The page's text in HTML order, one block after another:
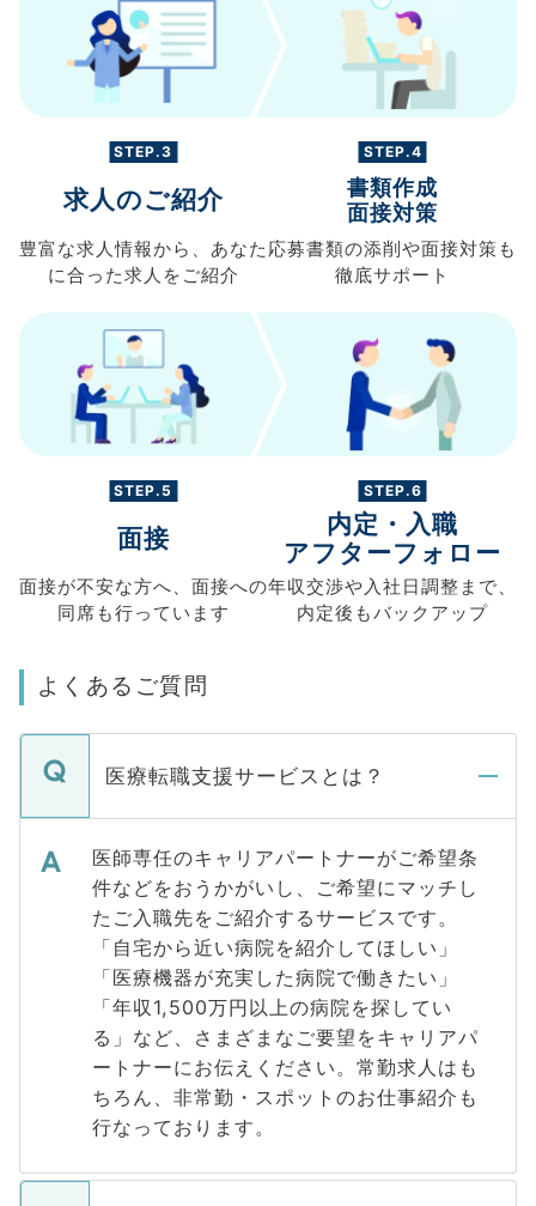
STEP.3
求人のご紹介
豊富な求人情報から、 あなた
に合った求人を ご紹介
STEP.4
書類作成
面接対策
応募書類の添削や面接対策も
徹底サポート
STEP.5
面接
面接が不安な方へ、 面接への
同席も行っています
STEP.6
内定・入職
アフターフォロー
年収交渉や入社日調整まで、
内定後もバックアップ
よくあるご質問
医療転職支援サービスとは？
医師専任のキャリアパートナーがご希望条
件などをおうかがいし、ご希望にマッチし
たご入職先をご紹介するサービスです。
「自宅から近い病院を紹介してほしい」
「医療機器が充実した病院で働きたい」
「年収1,500万円以上の病院を探してい
る」など、さまざまなご要望をキャリアパ
ートナーにお伝えください。常勤求人はも
ちろん、非常勤・スポットのお仕事紹介も
行なっております。